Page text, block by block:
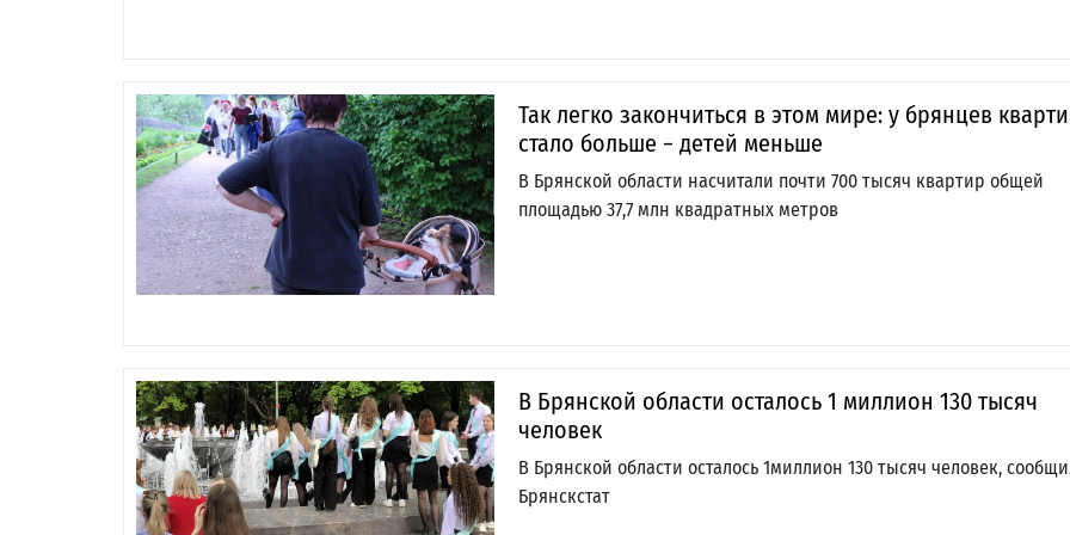
Так легко закончиться в этом мире: у брянцев
стало больше − детей меньше
В Брянской области насчитали почти 700 тысяч квартир общей
площадью 37,7 млн квадратных метров
В Брянской области осталось 1 миллион 130 тысяч
человек
В Брянской области осталось 1миллион 130 тысяч человек,
Брянскстат